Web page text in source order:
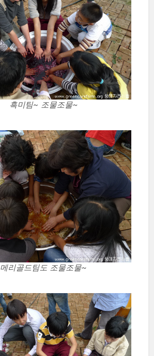
흑미팀~ 조물조물~
메리골드팀도 조물조물~